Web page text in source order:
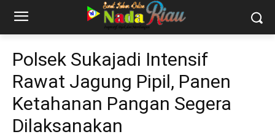
Polsek Sukajadi Intensif
Rawat Jagung Pipil, Panen
Ketahanan Pangan Segera
Dilaksanakan